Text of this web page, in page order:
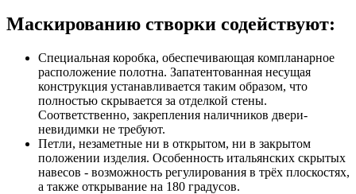
Маскированию створки содействуют:
Специальная коробка, обеспечивающая компланарное
расположение полотна. Запатентованная несущая
конструкция устанавливается таким образом, что
полностью скрывается за отделкой стены.
Соответственно, закрепления наличников двери-
невидимки не требуют.
Петли, незаметные ни в открытом, ни в закрытом
положении изделия. Особенность итальянских скрытых
навесов - возможность регулирования в трёх плоскостях,
а также открывание на 180 градусов.